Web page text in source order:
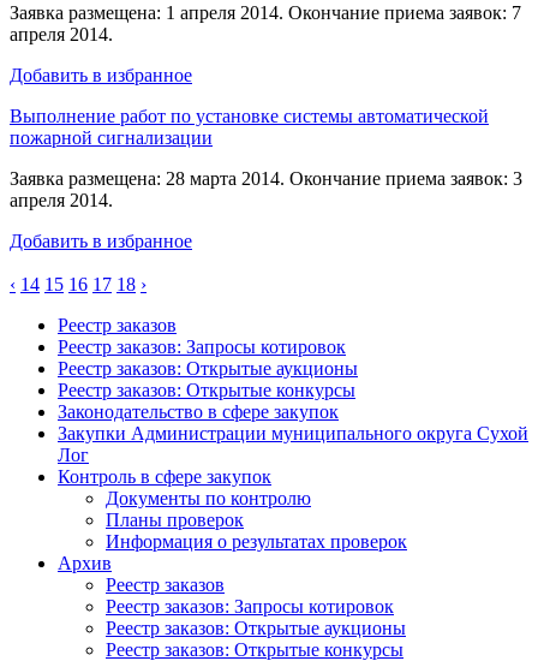
Заявка размещена: 1 апреля 2014. Окончание приема заявок: 7
апреля 2014.
Добавить в избранное
Выполнение работ по установке системы автоматической
пожарной сигнализации
Заявка размещена: 28 марта 2014. Окончание приема заявок: 3
апреля 2014.
Добавить в избранное
‹ 14 15 16 17 18 ›
Реестр заказов
Реестр заказов: Запросы котировок
Реестр заказов: Открытые аукционы
Реестр заказов: Открытые конкурсы
Законодательство в сфере закупок
Закупки Администрации муниципального округа Сухой
Лог
Контроль в сфере закупок
Документы по контролю
Планы проверок
Информация о результатах проверок
Архив
Реестр заказов
Реестр заказов: Запросы котировок
Реестр заказов: Открытые аукционы
Реестр заказов: Открытые конкурсы